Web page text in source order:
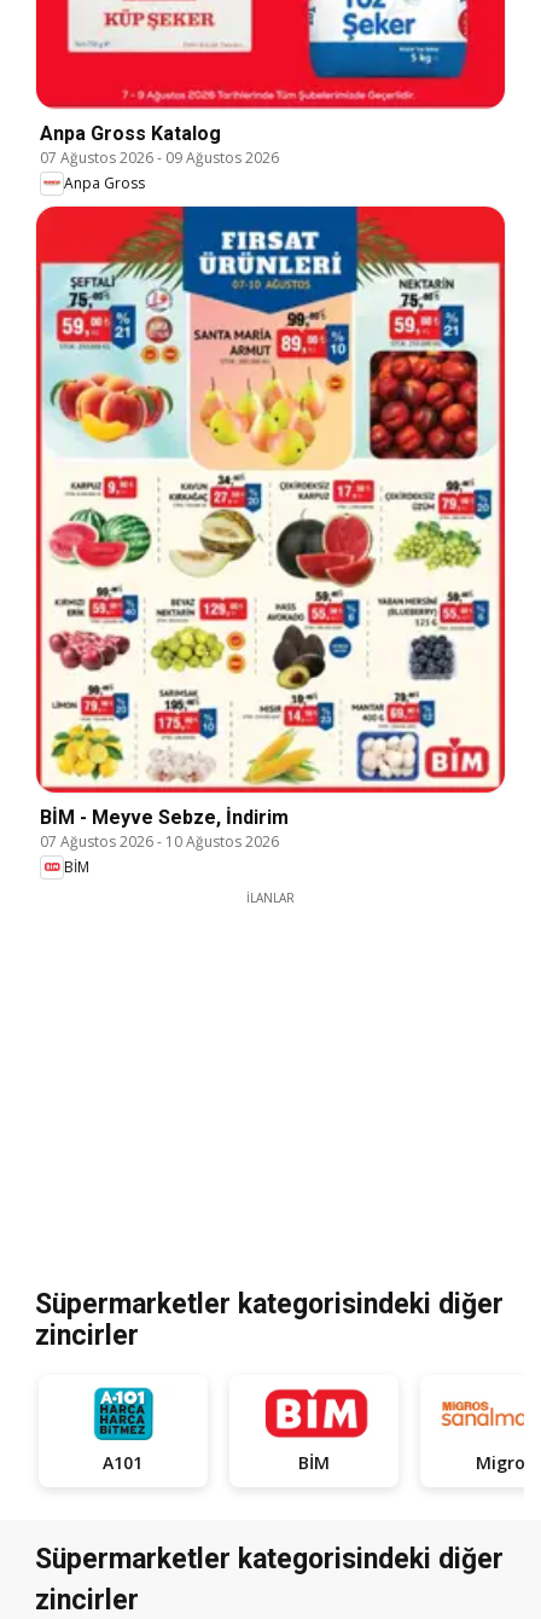
Anpa Gross Katalog
07 Ağustos 2026- 09 Ağustos 2026
Anpa Gross
BİM - Meyve Sebze, İndirim
07 Ağustos 2026- 10 Ağustos 2026
BİM
İLANLAR
Süpermarketler kategorisindeki diğer
zincirler
A101 BİM Migros
Süpermarketler kategorisindeki diğer
zincirler